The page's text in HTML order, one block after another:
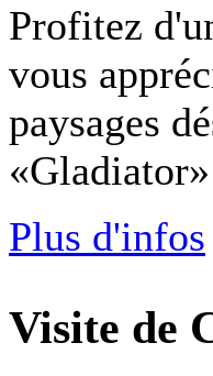
Profitez
vous
paysages
Plus d'infos
Visite de